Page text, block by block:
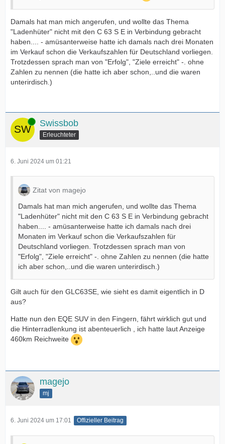
Damals hat man mich angerufen, und wollte das Thema
"Ladenhüter" nicht mit den C 63 S E in Verbindung gebracht
haben.... - amüsanterweise hatte ich damals nach drei Monaten
im Verkauf schon die Verkaufszahlen für Deutschland vorliegen.
Trotzdessen sprach man von "Erfolg", "Ziele erreicht" -. ohne
Zahlen zu nennen (die hatte ich aber schon,..und die waren
unterirdisch.)
Online Swissbob
Erleuchteter
6. Juni 2024 um 01:21
Zitat von magejo
Damals hat man mich angerufen, und wollte das Thema
"Ladenhüter" nicht mit den C 63 S E in Verbindung gebracht
haben.... - amüsanterweise hatte ich damals nach drei
Monaten im Verkauf schon die Verkaufszahlen für
Deutschland vorliegen. Trotzdessen sprach man von
"Erfolg", "Ziele erreicht" -. ohne Zahlen zu nennen (die hatte
ich aber schon,..und die waren unterirdisch.)
Gilt auch für den GLC63SE, wie sieht es damit eigentlich in D
aus?
Hatte nun den EQE SUV in den Fingern, fährt wirklich gut und
die Hinterradlenkung ist abenteuerlich , ich hatte laut Anzeige
460km Reichweite
magejo
mj
6. Juni 2024 um 17:01 Offizieller Beitrag